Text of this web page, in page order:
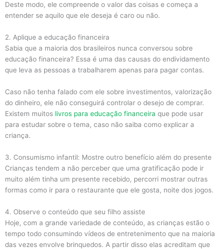
Deste modo, ele compreende o valor das coisas e começa a
entender se aquilo que ele deseja é caro ou não.
2. Aplique a educação financeira
Sabia que a maioria dos brasileiros nunca conversou sobre
educação financeira? Essa é uma das causas do endividamento
que leva as pessoas a trabalharem apenas para pagar contas.
Caso não tenha falado com ele sobre investimentos, valorização
do dinheiro, ele não conseguirá controlar o desejo de comprar.
Existem muitos livros para educação financeira que pode usar
para estudar sobre o tema, caso não saiba como explicar a
criança.
3. Consumismo infantil: Mostre outro benefício além do presente
Crianças tendem a não perceber que uma gratificação pode ir
muito além tinha um presente recebido, percorri mostrar outras
formas como ir para o restaurante que ele gosta, noite dos jogos.
4. Observe o conteúdo que seu filho assiste
Hoje, com a grande variedade de conteúdo, as crianças estão o
tempo todo consumindo vídeos de entretenimento que na maioria
das vezes envolve brinquedos. A partir disso elas acreditam que